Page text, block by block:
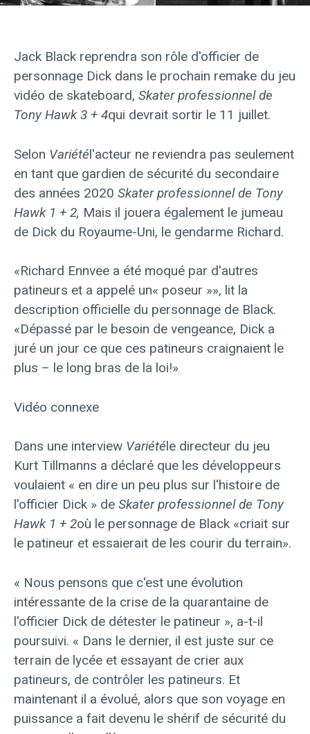
Jack Black reprendra son rôle d'officier de
personnage Dick dans le prochain remake du jeu
vidéo de skateboard, Skater professionnel de
Tony Hawk 3 + 4qui devrait sortir le 11 juillet.
Selon Variétél'acteur ne reviendra pas seulement
en tant que gardien de sécurité du secondaire
des années 2020 Skater professionnel de Tony
Hawk 1 + 2, Mais il jouera également le jumeau
de Dick du Royaume-Uni, le gendarme Richard.
«Richard Ennvee a été moqué par d'autres
patineurs et a appelé un« poseur »», lit la
description officielle du personnage de Black.
«Dépassé par le besoin de vengeance, Dick a
juré un jour ce que ces patineurs craignaient le
plus – le long bras de la loi!»
Vidéo connexe
Dans une interview Variétéle directeur du jeu
Kurt Tillmanns a déclaré que les développeurs
voulaient « en dire un peu plus sur l'histoire de
l'officier Dick » de Skater professionnel de Tony
Hawk 1 + 2où le personnage de Black «criait sur
le patineur et essaierait de les courir du terrain».
« Nous pensons que c'est une évolution
intéressante de la crise de la quarantaine de
l'officier Dick de détester le patineur », a-t-il
poursuivi. « Dans le dernier, il est juste sur ce
terrain de lycée et essayant de crier aux
patineurs, de contrôler les patineurs. Et
maintenant il a évolué, alors que son voyage en
puissance a fait devenu le shérif de sécurité du